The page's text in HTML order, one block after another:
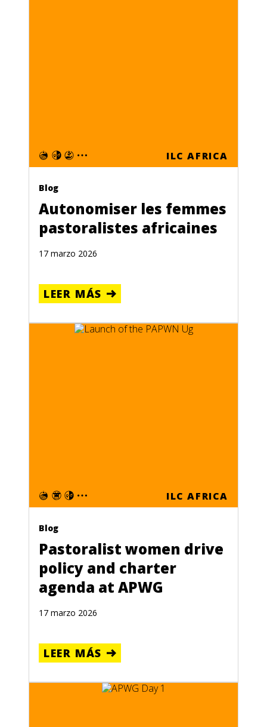
ILC AFRICA
Blog
Autonomiser les femmes
pastoralistes africaines
17 marzo 2026
LEER MÁS
ILC AFRICA
Blog
Pastoralist women drive
policy and charter
agenda at APWG
17 marzo 2026
LEER MÁS